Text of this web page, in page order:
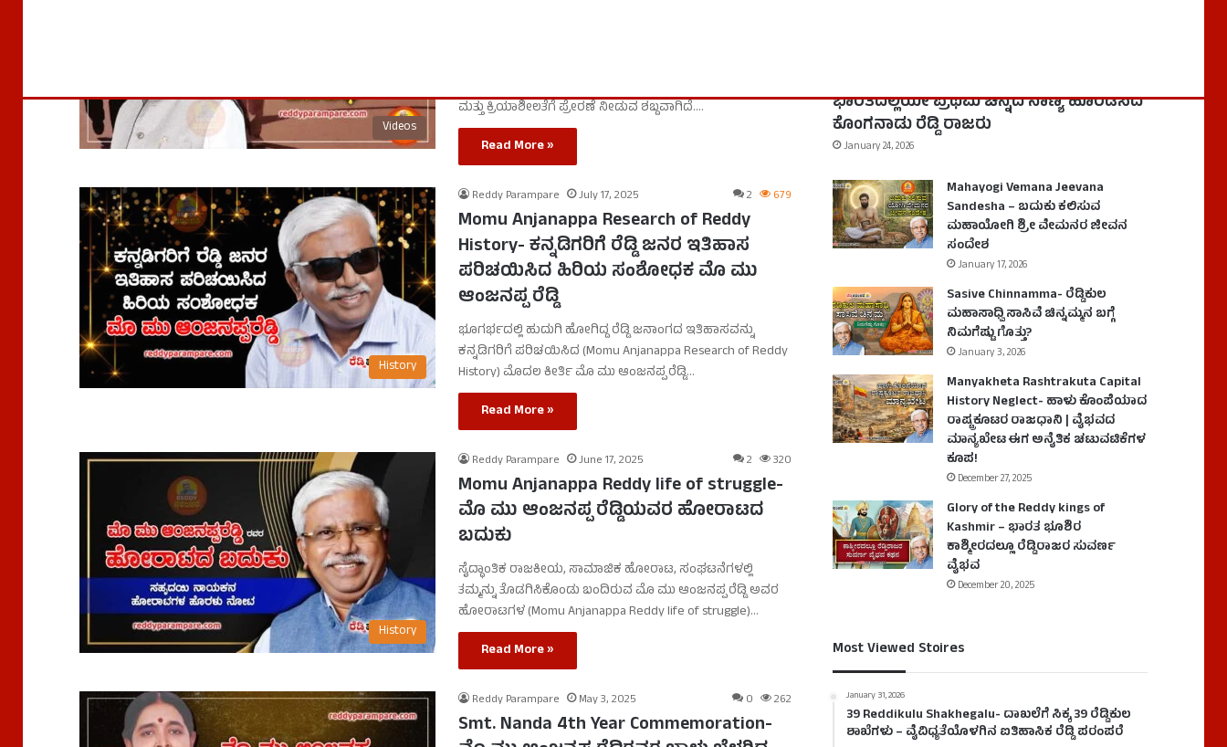
Videos
ಮತ್ತು ಕ್ರಿಯಾಶೀಲತೆಗೆ ಪ್ರೇರಣೆ ನೀಡುವ ಶಬ್ದವಾಗಿದೆ.…
Read More »
History
Reddy Parampare July 17, 2025 2 679
Momu Anjanappa Research of Reddy
History- ಕನ್ನಡಿಗರಿಗೆ ರೆಡ್ಡಿ ಜನರ ಇತಿಹಾಸ
ಪರಿಚಯಿಸಿದ ಹಿರಿಯ ಸಂಶೋಧಕ ಮೊ ಮು
ಆಂಜನಪ್ಪ ರೆಡ್ಡಿ
ಭೂಗರ್ಭದಲ್ಲಿ ಹುದುಗಿ ಹೋಗಿದ್ದ ರೆಡ್ಡಿ ಜನಾಂಗದ ಇತಿಹಾಸವನ್ನು
ಕನ್ನಡಿಗರಿಗೆ ಪರಿಚಯಿಸಿದ (Momu Anjanappa Research of Reddy
History) ಮೊದಲ ಕೀರ್ತಿ ಮೊ ಮು ಆಂಜನಪ್ಪ ರೆಡ್ಡಿ…
Read More »
History
Reddy Parampare June 17, 2025 2 320
Momu Anjanappa Reddy life of struggle-
ಮೊ ಮು ಆಂಜನಪ್ಪ ರೆಡ್ಡಿಯವರ ಹೋರಾಟದ
ಬದುಕು
ಸೈದ್ಧಾಂತಿಕ ರಾಜಕೀಯ, ಸಾಮಾಜಿಕ ಹೋರಾಟ, ಸಂಘಟನೆಗಳಲ್ಲಿ
ತಮ್ಮನ್ನು ತೊಡಗಿಸಿಕೊಂಡು ಬಂದಿರುವ ಮೊ ಮು ಆಂಜನಪ್ಪ ರೆಡ್ಡಿ ಅವರ
ಹೋರಾಟಗಳ (Momu Anjanappa Reddy life of struggle)…
Read More »
Reddy Parampare May 3, 2025 0 262
Smt. Nanda 4th Year Commemoration-
ಭಾರತದಲ್ಲಿಯೇ ಪ್ರಥಮ ಚಿನ್ನದ ನಾಣ್ಯ ಹೊರಡಿಸಿದ
ಕೊಂಗನಾಡು ರೆಡ್ಡಿ ರಾಜರು
January 24, 2026
Mahayogi Vemana Jeevana
Sandesha – ಬದುಕು ಕಲಿಸುವ
ಮಹಾಯೋಗಿ ಶ್ರೀ ವೇಮನರ ಜೀವನ
ಸಂದೇಶ
January 17, 2026
Sasive Chinnamma- ರೆಡ್ಡಿಕುಲ
ಮಹಾಸಾಧ್ವಿ ಸಾಸಿವೆ ಚಿನ್ನಮ್ಮನ ಬಗ್ಗೆ
ನಿಮಗೆಷ್ಟು ಗೊತ್ತು?
January 3, 2026
Manyakheta Rashtrakuta Capital
History Neglect- ಹಾಳು ಕೊಂಪೆಯಾದ
ರಾಷ್ಟ್ರಕೂಟರ ರಾಜಧಾನಿ | ವೈಭವದ
ಮಾನ್ಯಖೇಟ ಈಗ ಅನೈತಿಕ ಚಟುವಟಿಕೆಗಳ
ಕೂಪ!
December 27, 2025
Glory of the Reddy kings of
Kashmir – ಭಾರತ ಭೂಶಿರ
ಕಾಶ್ಮೀರದಲ್ಲೂ ರೆಡ್ಡಿರಾಜರ ಸುವರ್ಣ
ವೈಭವ
December 20, 2025
Most Viewed Stoires
January 31, 2026
39 Reddikulu Shakhegalu- ದಾಖಲೆಗೆ ಸಿಕ್ಕ 39 ರೆಡ್ಡಿಕುಲ
ಶಾಖೆಗಳು – ವೈವಿಧ್ಯತೆಯೊಳಗಿನ ಐತಿಹಾಸಿಕ ರೆಡ್ಡಿ ಪರಂಪರೆ